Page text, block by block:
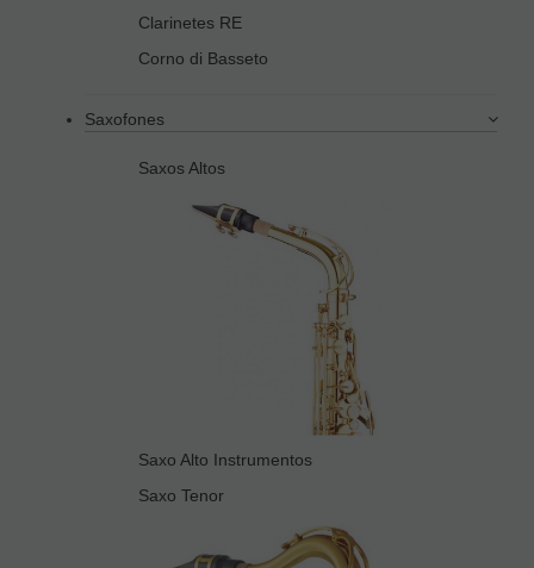
Clarinetes RE
Corno di Basseto
Saxofones
Saxos Altos
Saxo Alto Instrumentos
Saxo Tenor